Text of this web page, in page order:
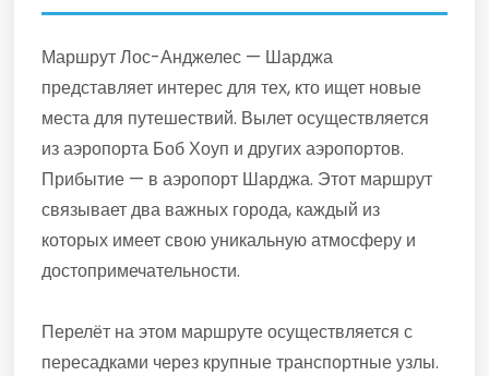
Маршрут Лос-Анджелес — Шарджа
представляет интерес для тех, кто ищет новые
места для путешествий. Вылет осуществляется
из аэропорта Боб Хоуп и других аэропортов.
Прибытие — в аэропорт Шарджа. Этот маршрут
связывает два важных города, каждый из
которых имеет свою уникальную атмосферу и
достопримечательности.
Перелёт на этом маршруте осуществляется с
пересадками через крупные транспортные узлы.